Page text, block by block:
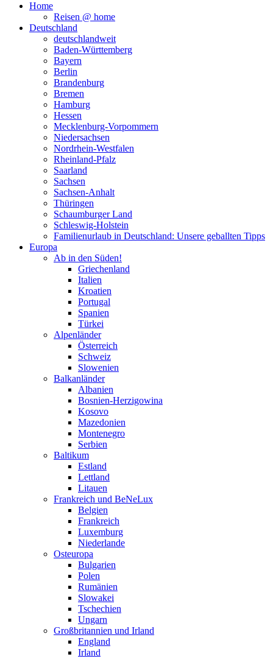
Home
Reisen @ home
Deutschland
deutschlandweit
Baden-Württemberg
Bayern
Berlin
Brandenburg
Bremen
Hamburg
Hessen
Mecklenburg-Vorpommern
Niedersachsen
Nordrhein-Westfalen
Rheinland-Pfalz
Saarland
Sachsen
Sachsen-Anhalt
Thüringen
Schaumburger Land
Schleswig-Holstein
Familienurlaub in Deutschland: Unsere geballten Tipps
Europa
Ab in den Süden!
Griechenland
Italien
Kroatien
Portugal
Spanien
Türkei
Alpenländer
Österreich
Schweiz
Slowenien
Balkanländer
Albanien
Bosnien-Herzigowina
Kosovo
Mazedonien
Montenegro
Serbien
Baltikum
Estland
Lettland
Litauen
Frankreich und BeNeLux
Belgien
Frankreich
Luxemburg
Niederlande
Osteuropa
Bulgarien
Polen
Rumänien
Slowakei
Tschechien
Ungarn
Großbritannien und Irland
England
Irland